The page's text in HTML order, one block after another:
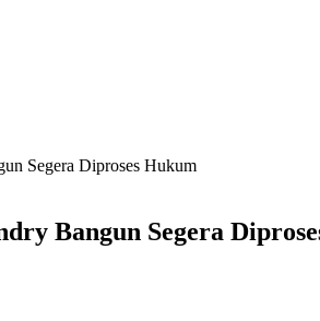
Segera Diproses Hukum
Bangun Segera